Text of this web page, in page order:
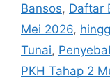
Bansos, Daftar
Mei 2026,
Tunai,
PKH Tahap 2